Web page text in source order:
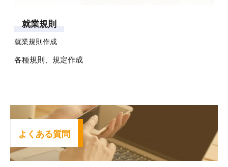
就業規則
就業規則作成
各種規則、規定作成
よ く ある質問